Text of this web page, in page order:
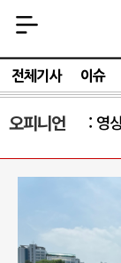
전체기사 이슈
오피니언 영